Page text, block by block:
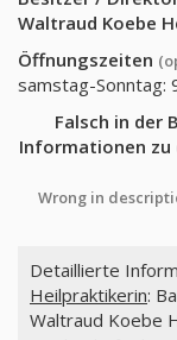
Waltraud Koebe
Öffnungszeiten
samstag-Sonntag:
Falsch in der
Informationen zu
Wrong in
Detaillierte
Heilpraktikerin:
Waltraud Koebe